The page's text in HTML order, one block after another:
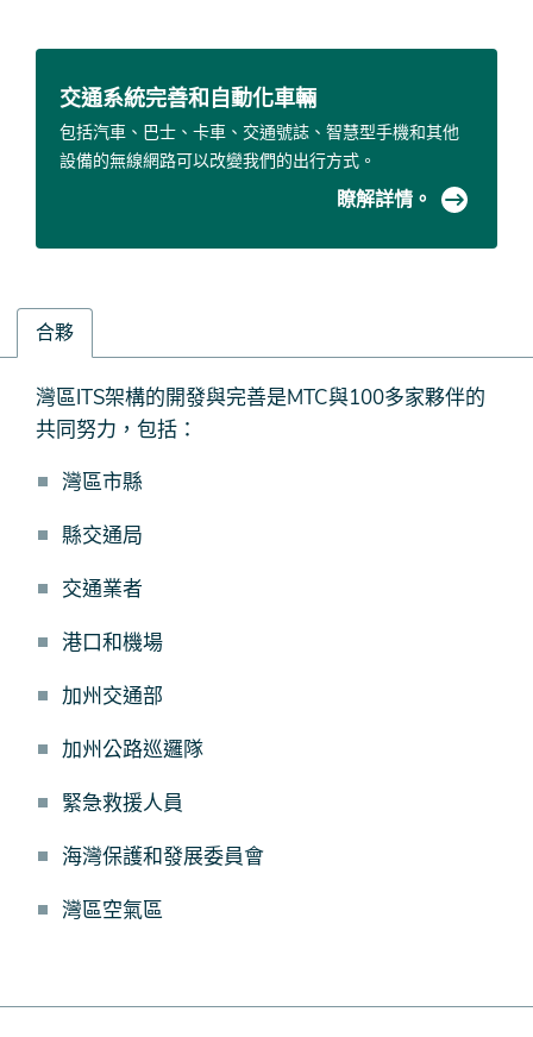
交通系統完善和自動化車輛
包括汽車、巴士、卡車、交通號誌、智慧型手機和其他
設備的無線網路可以改變我們的出行方式。
瞭解詳情。
合夥
合
夥
灣區ITS架構的開發與完善是MTC與100多家夥伴的
共同努力，包括：
灣區市縣
縣交通局
交通業者
港口和機場
加州交通部
加州公路巡邏隊
緊急救援人員
海灣保護和發展委員會
灣區空氣區